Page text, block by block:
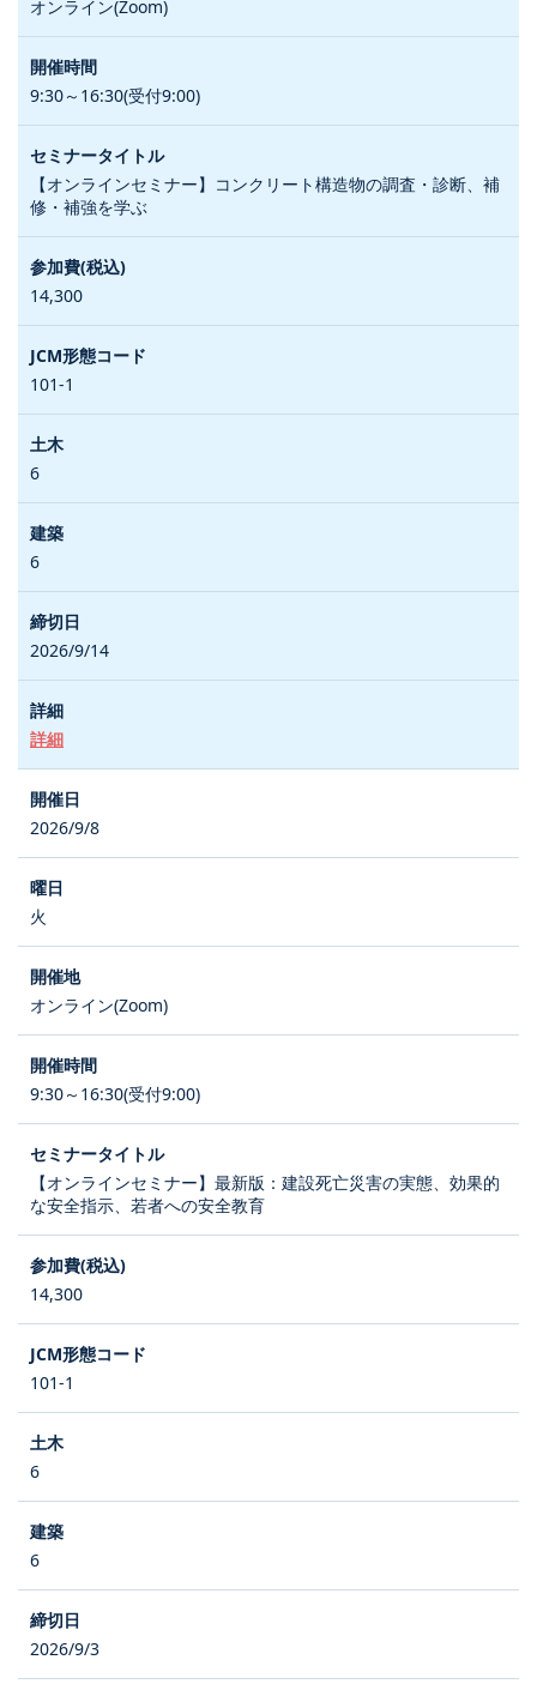
オンライン(Zoom)
9:30～16:30(受付9:00)
【オンラインセミナー】コンクリート構造物の調査・診断、補
修・補強を学ぶ
14,300
101-1
6
6
2026/9/14
詳細
2026/9/8
火
オンライン(Zoom)
9:30～16:30(受付9:00)
【オンラインセミナー】最新版：建設死亡災害の実態、効果的
な安全指示、若者への安全教育
14,300
101-1
6
6
2026/9/3